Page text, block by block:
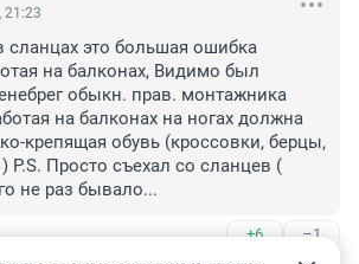
21:23
сланцах это большая ошибка
на балконах, Видимо был
обыкн. прав. монтажника
на балконах на ногах должна
крепящая обувь (кроссовки, берцы,
P.S. Просто съехал со сланцев (
не раз бывало...
+6 –1